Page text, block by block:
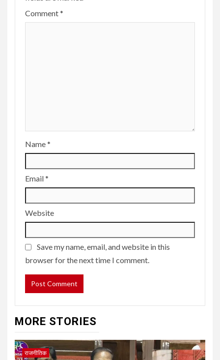
Comment*
Name*
Email*
Website
Save my name, email, and website in this
browser for the next time I comment.
MORE STORIES
राजनीतिक